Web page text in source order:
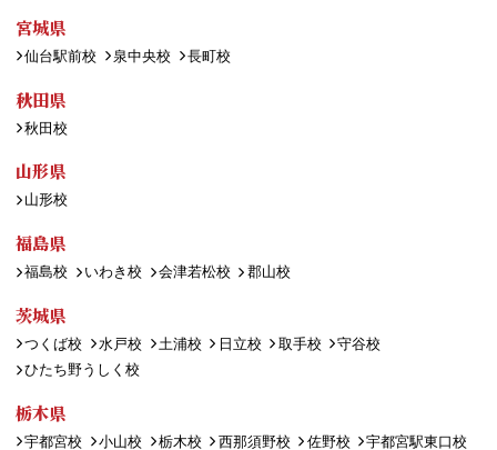
宮城県
仙台駅前校 泉中央校 長町校
秋田県
秋田校
山形県
山形校
福島県
福島校 いわき校 会津若松校 郡山校
茨城県
つくば校 水戸校 土浦校 日立校 取手校
守谷校
ひたち野うしく校
栃木県
宇都宮校 小山校 栃木校 西那須野校 佐野校 宇都宮駅東口校